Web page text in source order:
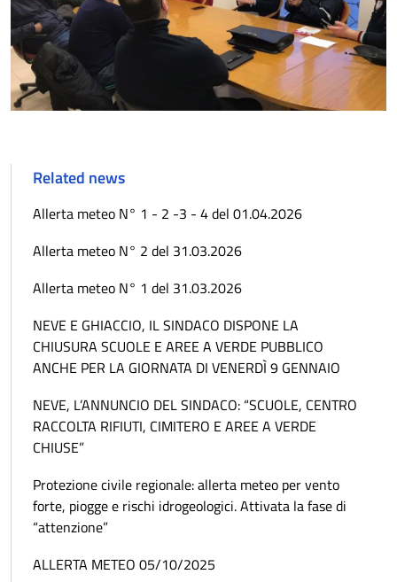
Related news
Allerta meteo N° 1 - 2 -3 - 4 del 01.04.2026
Allerta meteo N° 2 del 31.03.2026
Allerta meteo N° 1 del 31.03.2026
NEVE E GHIACCIO, IL SINDACO DISPONE LA
CHIUSURA SCUOLE E AREE A VERDE PUBBLICO
ANCHE PER LA GIORNATA DI VENERDÌ 9 GENNAIO
NEVE, L’ANNUNCIO DEL SINDACO: “SCUOLE, CENTRO
RACCOLTA RIFIUTI, CIMITERO E AREE A VERDE
CHIUSE”
Protezione civile regionale: allerta meteo per vento
forte, piogge e rischi idrogeologici. Attivata la fase di
“attenzione”
ALLERTA METEO 05/10/2025